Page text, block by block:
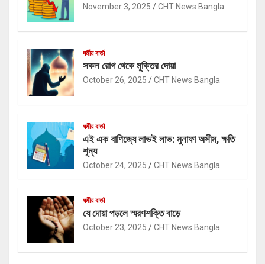
November 3, 2025 CHT News Bangla
ধর্মীয় বার্তা
সকল রোগ থেকে মুক্তির দোয়া
October 26, 2025 CHT News Bangla
ধর্মীয় বার্তা
এই এক বাণিজ্যে লাভই লাভ: মুনাফা অসীম, ক্ষতি
শূন্য
October 24, 2025 CHT News Bangla
ধর্মীয় বার্তা
যে দোয়া পড়লে স্মরণশক্তি বাড়ে
October 23, 2025 CHT News Bangla